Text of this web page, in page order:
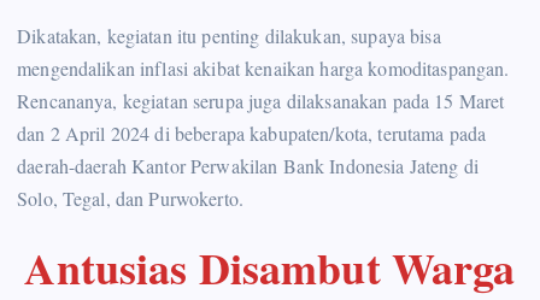
Dikatakan, kegiatan itu penting dilakukan, supaya bisa
mengendalikan inflasi akibat kenaikan harga komoditaspangan.
Rencananya, kegiatan serupa juga dilaksanakan pada 15 Maret
dan 2 April 2024 di beberapa kabupaten/kota, terutama pada
daerah-daerah Kantor Perwakilan Bank Indonesia Jateng di
Solo, Tegal, dan Purwokerto.
Antusias Disambut Warga